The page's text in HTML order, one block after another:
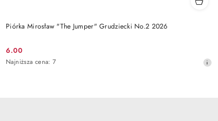
Piórka Mirosław "The Jumper" Grudziecki No.2 2026
Cena
promocyjna:
6.00
Najniższa
Najniższa cena: 7